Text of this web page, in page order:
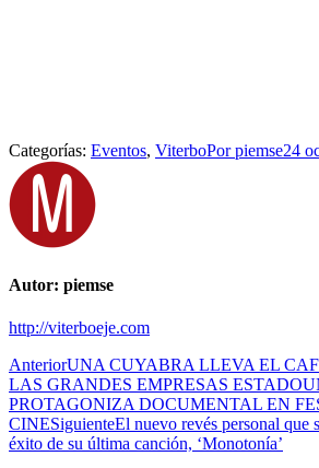
Categorías: Eventos, ViterboPorpiemse24
Autor: piemse
http://viterboeje.com
Navegación
entre
publicaciones
AnteriorPublicación
anterior:
UNA CUYABRA LLEVA EL
LAS GRANDES EMPRESAS
PROTAGONIZA DOCUMENTAL EN
CINESiguientePublicación
siguiente:
El nuevo revés personal que
éxito de su última canción, ‘Monotonía’